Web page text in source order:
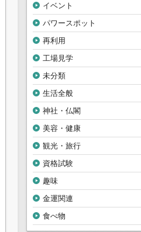
イベント
パワースポット
再利用
工場見学
未分類
生活全般
神社・仏閣
美容・健康
観光・旅行
資格試験
趣味
金運関連
食べ物